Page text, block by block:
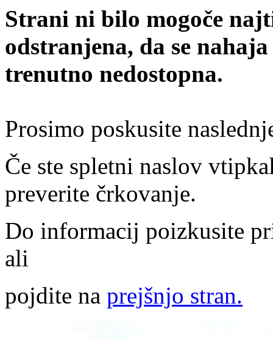
Strani ni bilo mogoče
odstranjena, da se
trenutno nedostopna.
Prosimo poskusite
Če ste spletni naslov
preverite črkovanje.
Do informacij poizkusite
ali
pojdite na prejšnjo stran.